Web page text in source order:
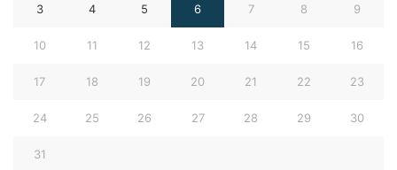
3 4 5 6 7 8 9
10 11 12 13 14 15 16
17 18 19 20 21 22 23
24 25 26 27 28 29 30
31